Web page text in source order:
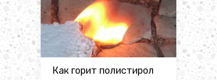
Как горит полистирол